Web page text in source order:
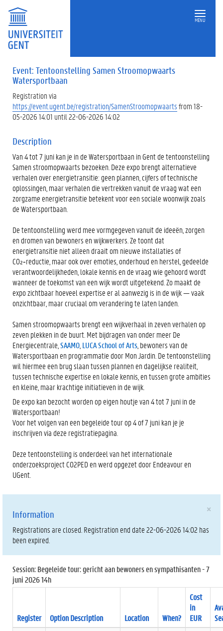
MENU
Event: Tentoonstelling Samen Stroomopwaarts
Watersportbaan
Registration via
https://event.ugent.be/registration/SamenStroomopwaartsfrom 18-
05-2026 14:01 until 22-06-2026 14:02
Description
Van 4 tot 7 juni kan je in de Watersportbaan in Gent de tentoonstelling
Samen stroomopwaarts bezoeken. Deze expo brengt alternatieve
verhalen over energietransitie: geen plannen, cijfers of technische
oplossingen, maar verhalen die vertrekken vanuit de vraag wat een
zorgzame energietransitie betekent voor een sociale woonwijk zoals
de Watersportbaan.
De tentoonstelling werd mee vormgegeven vanuit de ideeën, zorgen
en dromen van bewoners en wijkwerkers. Ze toont dat
energietransitie niet alleen draait om nieuwe installaties of
CO₂‑reductie, maar ook over emoties, onderhoud en herstel, gedeelde
verantwoordelijkheden, lokale kennis en de vraag wie gehoord wordt
wanneer de toekomst van een wijk wordt uitgetekend. Zo maakt de
expo zichtbaar hoeveel expertise er al aanwezig is in de wijk — vaak
onzichtbaar, maar cruciaal om verandering te laten landen.
Samen stroomopwaarts brengt een wijkverhaal in zeven verhalen op
zeven plekken in de buurt. Met bijdragen van onder meer De
Energiecentrale, SAAMO LUCA School of Arts , bewoners van de
Watersportbaan en programmatie door Mon Jardin. De tentoonstelling
wil hiermee een brug slaan tussen plannen en dagelijkse realiteit,
tussen technische expertise en lokale kennis, en tussen grote ambities
en kleine, maar krachtige initiatieven in de wijk.
De expo kan bezocht worden op eigen houtjevan 4 tot 7 juni in de
Watersportbaan!
Voor het volgen van een begeleide tour op 4 of 7 juni kan je je
inschrijven via deze registratiepagina.
Deze tentoonstelling is onderdeel van het internationale
onderzoeksproject CO2PED en werd opgezet door Endeavour en
UGent.
×
Information
Registrations are closed. Registration end date 22-06-2026 14:02 has
been expired.
Session: Begeleide tour: gericht aan bewoners en sympathisanten - 7
juni 2026 14h
Register Option Description Location When?
Cost
in
EUR